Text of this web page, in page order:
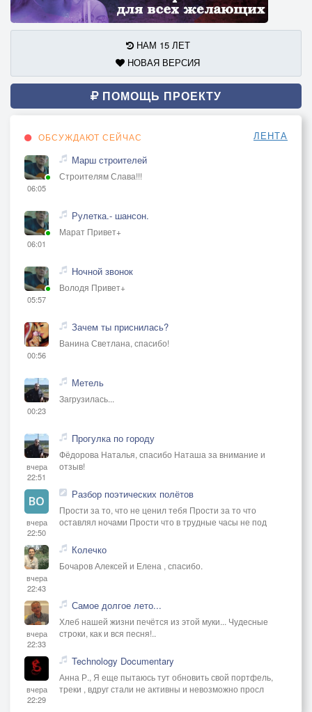
НАМ 15 ЛЕТ
НОВАЯ ВЕРСИЯ
ПОМОЩЬ ПРОЕКТУ
ОБСУЖДАЮТ СЕЙЧАС ЛЕНТА
06:05
Марш строителей
Строителям Слава!!!
06:01
Рулетка.- шансон.
Марат Привет+
05:57
Ночной звонок
Володя Привет+
00:56
Зачем ты приснилась?
Ванина Светлана, спасибо!
00:23
Метель
Загрузилась...
вчера
22:51
Прогулка по городу
Фёдорова Наталья, спасибо Наташа за внимание и
отзыв!
вчера
22:50
Разбор поэтических полётов
Прости за то, что не ценил тебя Прости за то что
оставлял ночами Прости что в трудные часы не под
вчера
22:43
Колечко
Бочаров Алексей и Елена , спасибо.
вчера
22:33
Самое долгое лето...
Хлеб нашей жизни печётся из этой муки... Чудесные
строки, как и вся песня!..
вчера
22:29
Technology Documentary
Анна Р., Я еще пытаюсь тут обновить свой портфель,
треки , вдруг стали не активны и невозможно просл